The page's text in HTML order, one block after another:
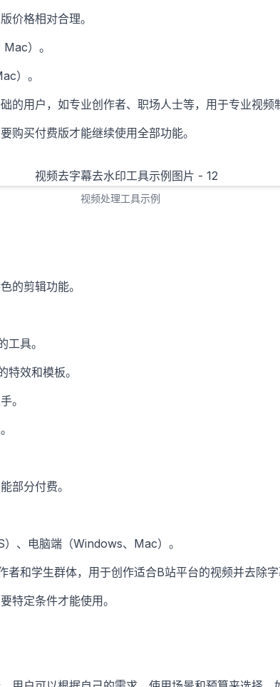
价格相对合理。
）。
）。
的用户，如专业创作者、职场人士等，用于专业视频
购买付费版才能继续使用全部功能。
视频处理工具示例
的剪辑功能。
工具。
特效和模板。
。
部分付费。
、电脑端（Windows、Mac）。
者和学生群体，用于创作适合B站平台的视频并去除
特定条件才能使用。